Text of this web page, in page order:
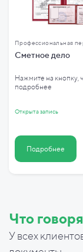
Профессиональная
Сметное дело
Нажмите на кнопку,
подробнее
Открыта запись
Подробнее
Что
У всех